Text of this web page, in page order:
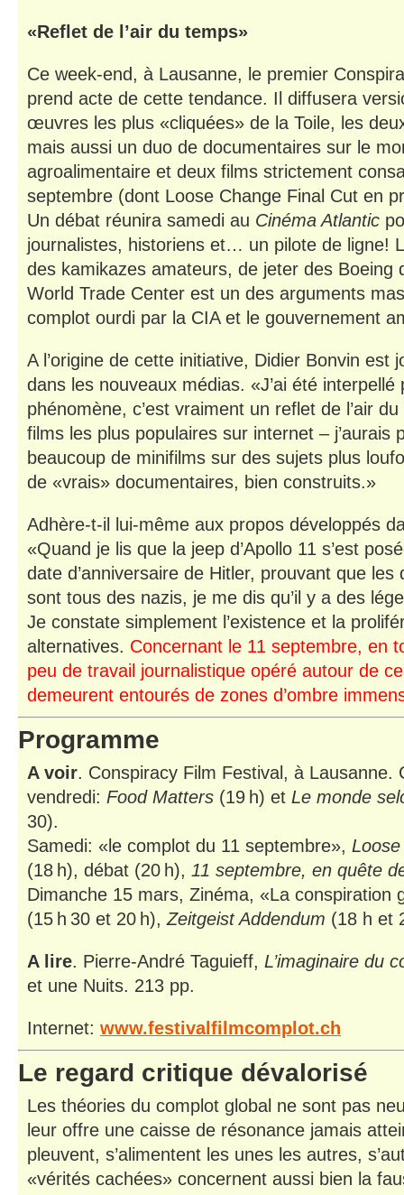
«Reflet de l’air du temps»
Ce week-end, à Lausanne, le premier
prend acte de cette tendance. Il diffusera
œuvres les plus «cliquées» de la Toile, les
mais aussi un duo de documentaires sur le
agroalimentaire et deux films strictement
septembre (dont Loose Change Final Cut en
Un débat réunira samedi au Cinéma Atlantic
journalistes, historiens et… un pilote de ligne!
des kamikazes amateurs, de jeter des Boeing
World Trade Center est un des arguments
complot ourdi par la CIA et le gouvernement
A l’origine de cette initiative, Didier Bonvin est
dans les nouveaux médias. «J’ai été interpellé
phénomène, c’est vraiment un reflet de l’air
films les plus populaires sur internet – j’aurais
beaucoup de minifilms sur des sujets plus
de «vrais» documentaires, bien construits.»
Adhère-t-il lui-même aux propos développés
«Quand je lis que la jeep d’Apollo 11 s’est
date d’anniversaire de Hitler, prouvant que les
sont tous des nazis, je me dis qu’il y a des
Je constate simplement l’existence et la
alternatives. Concernant le 11 septembre, en
peu de travail journalistique opéré autour de
demeurent entourés de zones d’ombre
Programme
A voir. Conspiracy Film Festival, à Lausanne.
vendredi: Food Matters (19 h) et Le monde
30).
Samedi: «le complot du 11 septembre»,
(18 h), débat (20 h), 11 septembre, en quête
Dimanche 15 mars, Zinéma, «La conspiration
(15 h 30 et 20 h), Zeitgeist Addendum (18 h et
A lire. Pierre-André Taguieff, L’imaginaire du
et une Nuits. 213 pp.
Internet: www.festivalfilmcomplot.ch
Le regard critique dévalorisé
Les théories du complot global ne sont pas
leur offre une caisse de résonance jamais
pleuvent, s’alimentent les unes les autres,
«vérités cachées» concernent aussi bien la